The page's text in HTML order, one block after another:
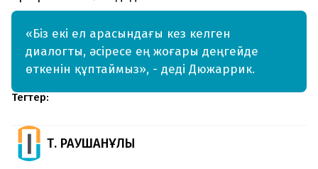
«Біз екі ел арасындағы кез келген
диалогты, әсіресе ең жоғары деңгейде
өткенін құптаймыз», - деді Дюжаррик.
Тегтер:
Т. РАУШАНҰЛЫ